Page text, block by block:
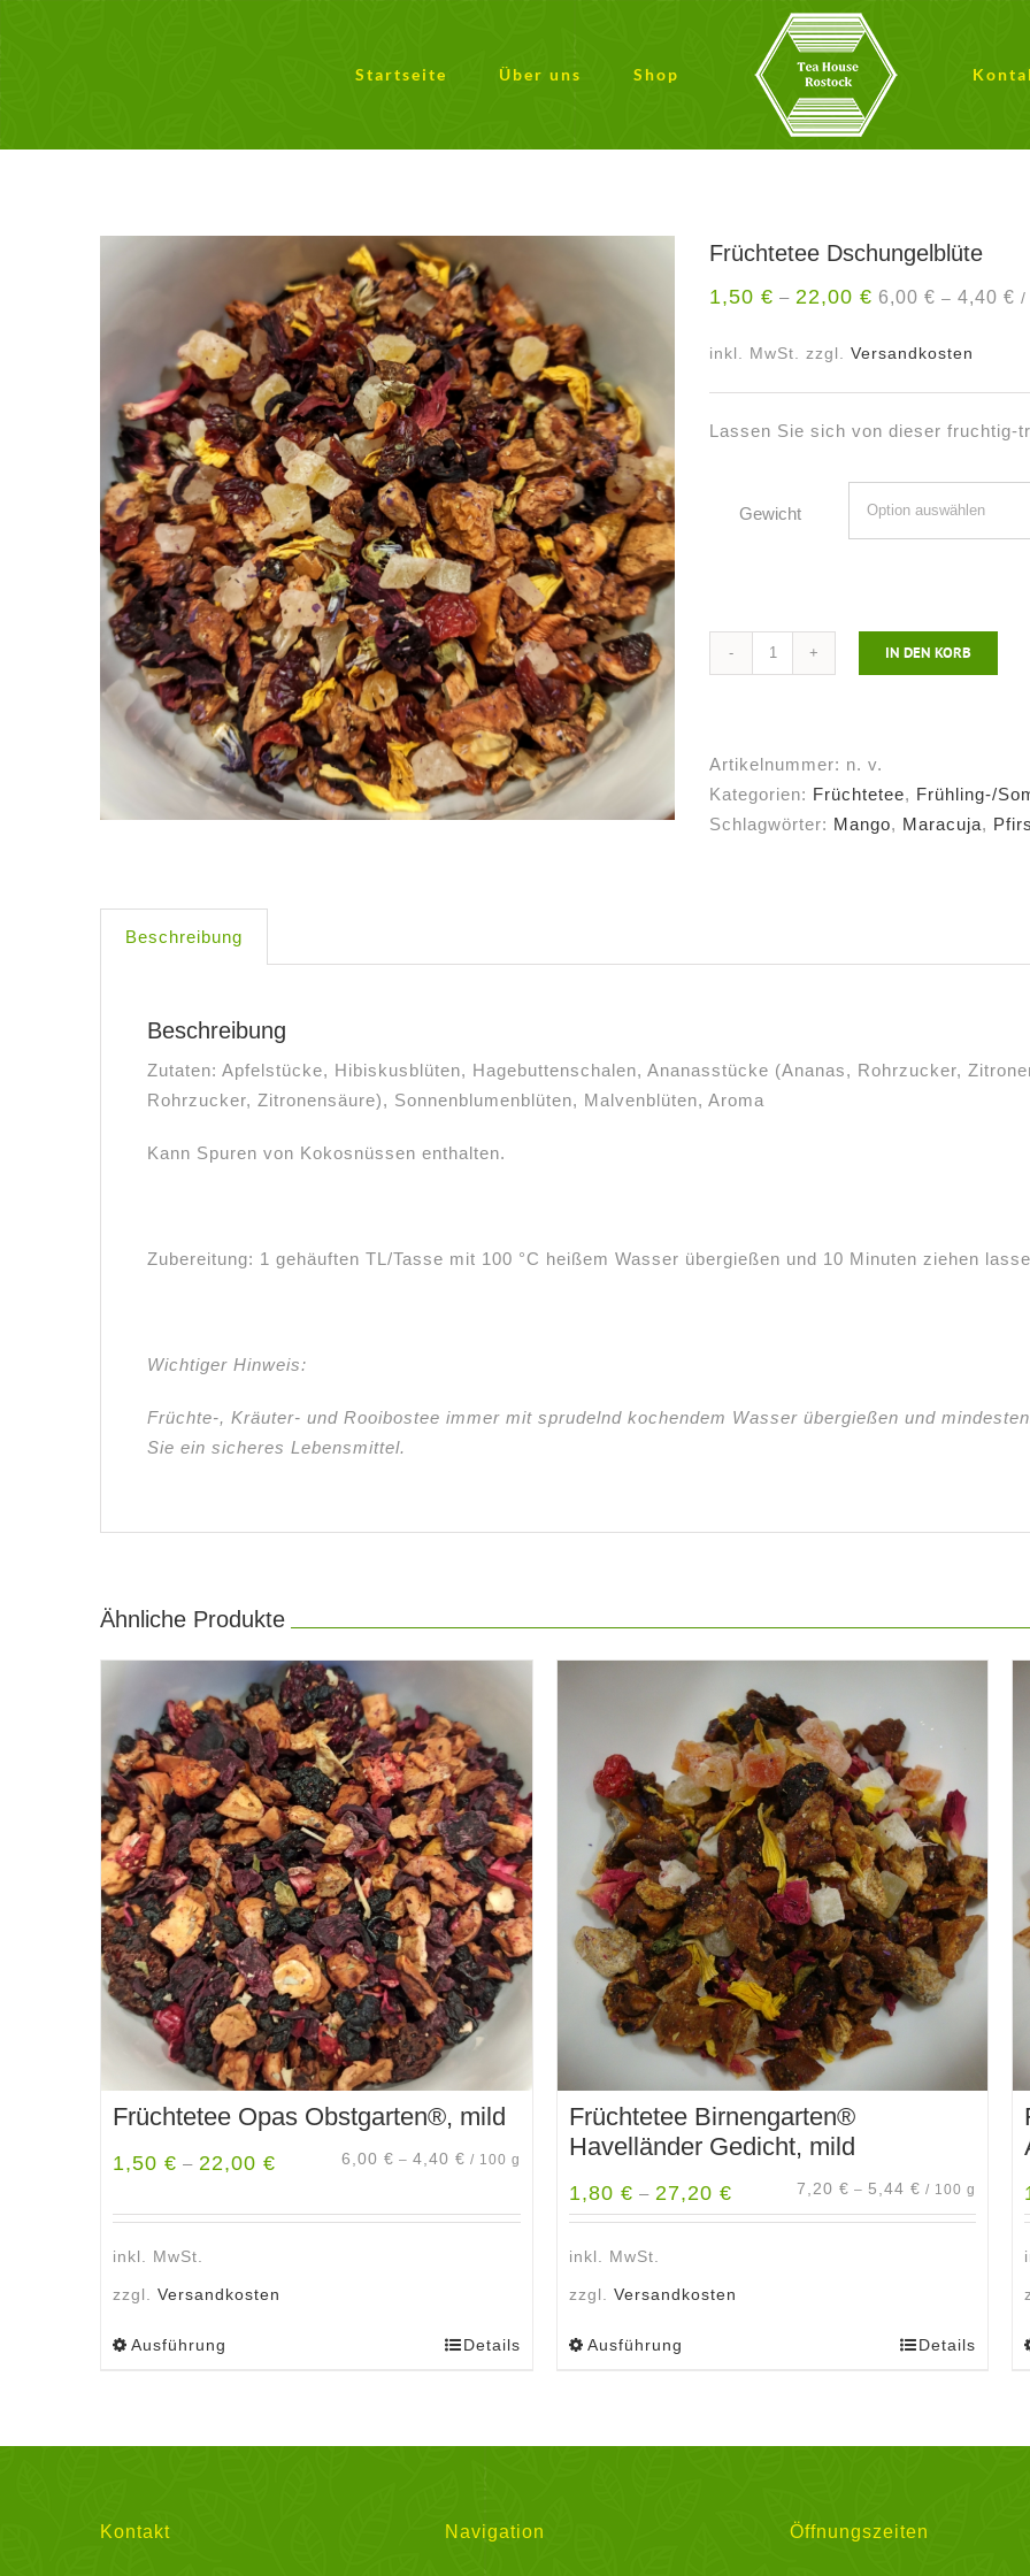
Startseite Über uns Shop
Früchtetee Dschungelblüte
1,50 € – 22,00 € 6,00 € – 4,40 € /
inkl. MwSt. zzgl. Versandkosten
Lassen Sie sich von dieser fruchtig-
Gewicht
IN DEN KORB
Artikelnummer: n. v.
Kategorien: Früchtetee, Frühling-/
Schlagwörter: Mango, Maracuja,
Beschreibung
Beschreibung
Zutaten: Apfelstücke, Hibiskusblüten, Hagebuttenschalen, Ananasstücke (Ananas, Rohrzucker,
Rohrzucker, Zitronensäure), Sonnenblumenblüten, Malvenblüten, Aroma
Kann Spuren von Kokosnüssen enthalten.
Zubereitung: 1 gehäuften TL/Tasse mit 100 °C heißem Wasser übergießen und 10 Minuten ziehen
Wichtiger Hinweis:
Früchte-, Kräuter- und Rooibostee immer mit sprudelnd kochendem Wasser übergießen und
Sie ein sicheres Lebensmittel.
Ähnliche Produkte
Früchtetee Opas Obstgarten®, mild
1,50 € – 22,00 € 6,00 € – 4,40 € / 100 g
inkl. MwSt.
zzgl. Versandkosten
Ausführung Details
Früchtetee Birnengarten®
Havelländer Gedicht, mild
1,80 € – 27,20 € 7,20€ – 5,44€ / 100 g
inkl. MwSt.
zzgl. Versandkosten
Ausführung Details
Kontakt Navigation Öffnungszeiten